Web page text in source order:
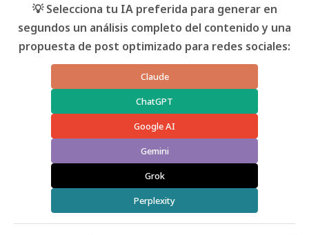
💡 Selecciona tu IA preferida para generar en
segundos un análisis completo del contenido y una
propuesta de post optimizado para redes sociales:
Claude
ChatGPT
Google AI
Gemini
Grok
Perplexity